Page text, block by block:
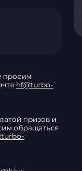
просим
hf@turbo-
призов и
обращаться